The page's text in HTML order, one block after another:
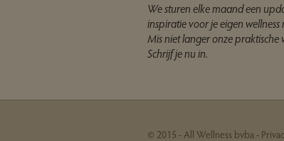
We sturen elke maand een
inspiratie voor je eigen wellness
Mis niet langer onze praktische
Schrijf je nu in.
© 2015 - All Wellness bvba -